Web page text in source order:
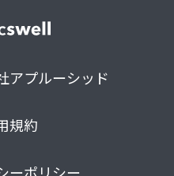
アプルーシッド
規約
ーポリシー